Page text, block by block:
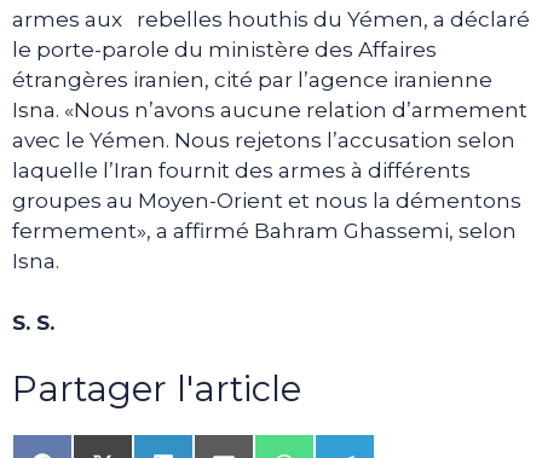
armes aux rebelles houthis du Yémen, a déclaré
le porte-parole du ministère des Affaires
étrangères iranien, cité par l’agence iranienne
Isna. «Nous n’avons aucune relation d’armement
avec le Yémen. Nous rejetons l’accusation selon
laquelle l’Iran fournit des armes à différents
groupes au Moyen-Orient et nous la démentons
fermement», a affirmé Bahram Ghassemi, selon
Isna.
S. S.
Partager l'article